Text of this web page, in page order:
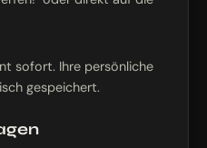
sofort. Ihre persönliche
gespeichert.